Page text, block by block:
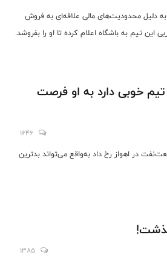
دلیل محدودیت‌های مالی علاقه‌ای به فروش
این تیم به باشگاه اعلام کرده تا او را بفروشد.
خوبی دارد به او فرصت
1646
در اهواز رخ داد به‌واقع می‌تواند بدترین
1385